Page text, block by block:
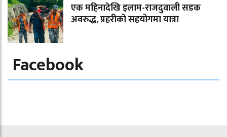
एक महिनादेखि इलाम-राजदुवाली सडक
अवरुद्ध, प्रहरीको सहयोगमा यात्रा
Facebook